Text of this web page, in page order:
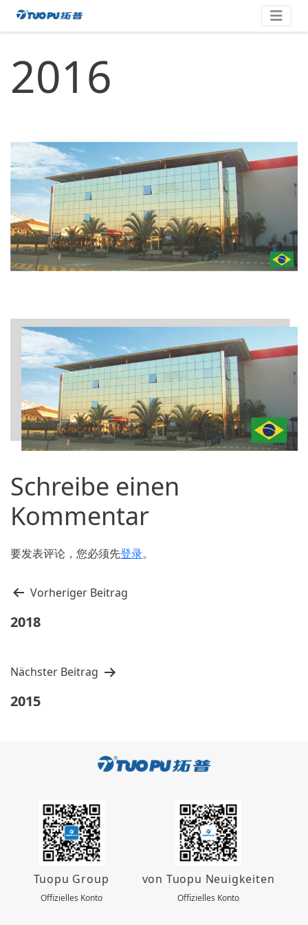
Zum
Inhalt
拓
·
科
技
企
业
2016
Schreibe einen
Kommentar
要发表评论，您必须先登录。
文
章
导
Vorheriger Beitrag
2018
Nächster Beitrag
2015
Tuopu Group
Offizielles Konto
von Tuopu Neuigkeiten
Offizielles Konto